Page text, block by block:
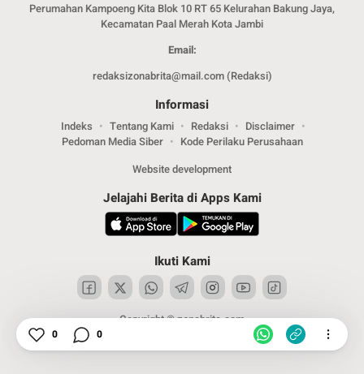
Perumahan Kampoeng Kita Blok 10 RT 65 Kelurahan Bakung Jaya,
Kecamatan Paal Merah Kota Jambi
Email:
redaksizonabrita@mail.com (Redaksi)
Informasi
Indeks Tentang Kami Redaksi
Disclaimer
Pedoman Media Siber
Kode Perilaku Perusahaan
Website development
Jelajahi Berita di Apps Kami
Ikuti Kami
Copyright © zonabrita.com
0 0